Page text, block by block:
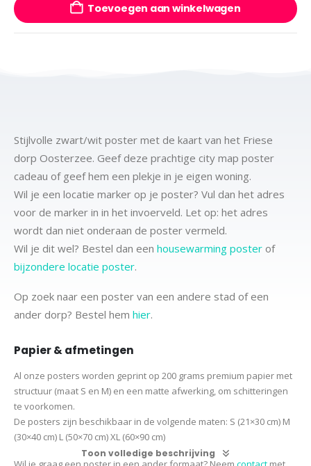
Toevoegen aan winkelwagen
Stijlvolle zwart/wit poster met de kaart van het Friese
dorp Oosterzee. Geef deze prachtige city map poster
cadeau of geef hem een plekje in je eigen woning.
Wil je een locatie marker op je poster? Vul dan het adres
voor de marker in in het invoerveld. Let op: het adres
wordt dan niet onderaan de poster vermeld.
Wil je dit wel? Bestel dan een housewarming poster of
bijzondere locatie poster.
Op zoek naar een poster van een andere stad of een
ander dorp? Bestel hem hier.
Papier & afmetingen
Al onze posters worden geprint op 200 grams premium papier met
structuur (maat S en M) en een matte afwerking, om schitteringen
te voorkomen.
De posters zijn beschikbaar in de volgende maten: S (21×30 cm) M
(30×40 cm) L (50×70 cm) XL (60×90 cm)
Toon volledige beschrijving